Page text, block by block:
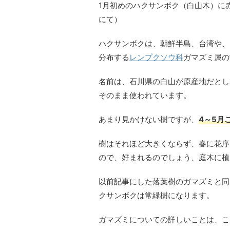
1月初めのハクサンボク（白山木）
にて）
ハクサンボクは、朝鮮半島、台湾や
分布する レンプクソウ科ガマズミ属
名前は、石川県の白山が原産地だと
そのまま使われています。
あまり見かけない樹ですが、 4～5月
樹はそれほど大きくならず、春に花
ので、好まれるのでしょう、庭木に
以前記事にした落葉樹のガマズミと
クサンボクは常緑樹になります。
ガマズミについての詳しいことは、